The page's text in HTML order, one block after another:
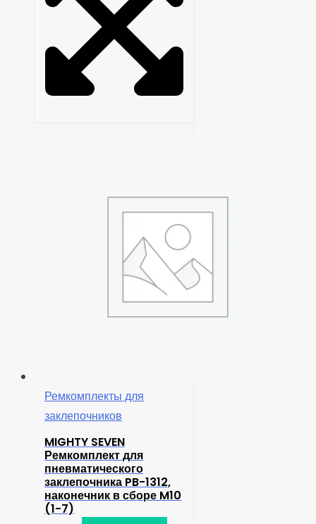
Ремкомплекты для
заклепочников
MIGHTY SEVEN
Ремкомплект для
пневматического
заклепочника PB-1312,
наконечник в сборе M10
(1-7)